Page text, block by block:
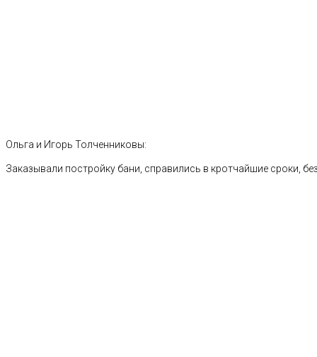
Ольга и Игорь Толченниковы:
Заказывали постройку бани, справились в кротчайшие сроки,